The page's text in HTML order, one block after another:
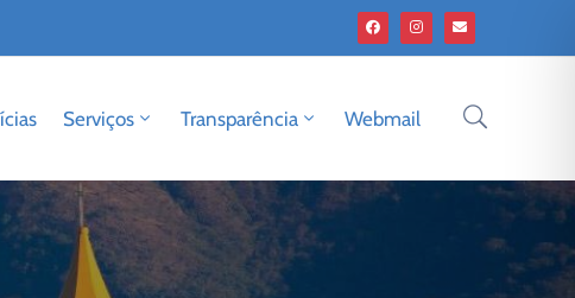
Serviços Transparência Webmail